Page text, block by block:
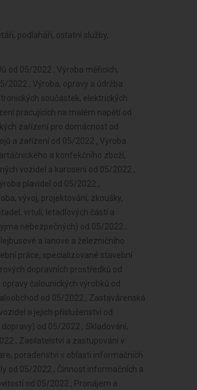
podlaháři, ostatní služby,
věd nebo společenských věd od 05/2022 , Testování, měření, analýzy a kontroly od 05/2022 , Reklamní činnost, marketing, mediální zastoupení od 05/2022 , Návrhářská, designérská, aranžérská činnost a modeling od 05/2022 , Překladatelská a tlumočnická činnost od 05/2022 , Fotografické služby od 05/2022 , Služby v oblasti administrativní správy a služby organizačně hospodářské povahy od 05/2022 , Provozování cestovní agentury a průvodcovská činnost v oblasti cestovního ruchu od 05/2022 , Mimoškolní výchova a vzdělávání, pořádání kurzů, školení, včetně lektorské činnosti od 05/2022 , Provozování kulturních, kulturně-vzdělávacích a zábavních zařízení, pořádání kulturních produkcí, zábav, výstav, veletrhů, přehlídek, prodejních a obdobných akcí od 05/2022 , Provozování tělovýchovných a sportovních zařízení a organizování sportovní činnosti od 05/2022 , Praní pro domácnost, žehlení, opravy a údržba oděvů, bytového textilu a osobního zboží od 05/2022 , Poskytování technických služeb od 05/2022 , Opravy a údržba potřeb pro domácnost, předmětů kulturní povahy, výrobků jemné mechaniky, optických přístrojů a měřidel